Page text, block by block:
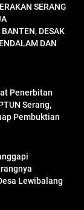
SERANG
DESAK
DAN
Penerbitan
Serang,
Pembuktian
Lewibalang